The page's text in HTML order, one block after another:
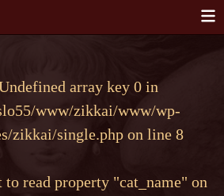
array key 0 in
www/zikkai/www/wp-
zikkai/single.php on line 8
to read property "cat_name" on